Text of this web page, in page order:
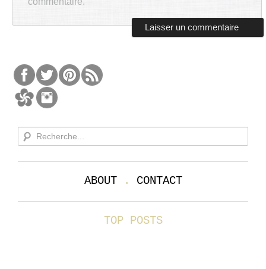
ABOUT. CONTACT
TOP POSTS